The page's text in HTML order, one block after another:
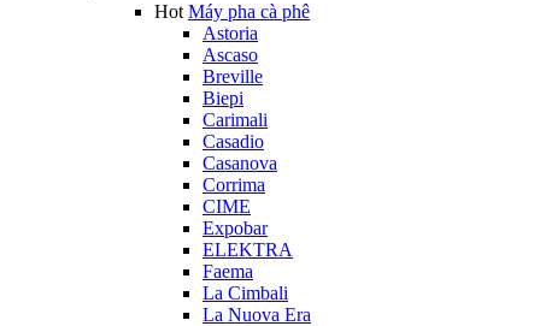
Hot Máy pha cà phê
Astoria
Ascaso
Breville
Biepi
Carimali
Casadio
Casanova
Corrima
CIME
Expobar
ELEKTRA
Faema
La Cimbali
La Nuova Era